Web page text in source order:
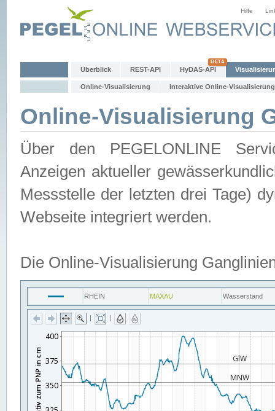
Hilfe
Überblick REST-API HyDAS-API
Online-Visualisierung Interaktive Online-Visualisierung
Online-Visualisierung
Über den PEGELONLINE
Anzeigen aktueller
Messstelle der letzten drei Tage)
Webseite integriert werden.
Die Online-Visualisierung